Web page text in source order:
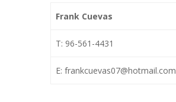
Frank Cuevas
T: 96-561-4431
E: frankcuevas07@hotmail.com